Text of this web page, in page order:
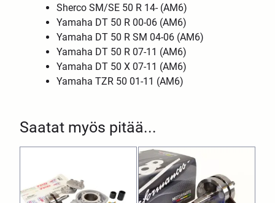
Saatat myös pitää...
Sherco SM/SE 50 R 14- (AM6)
Yamaha DT 50 R 00-06 (AM6)
Yamaha DT 50 R SM 04-06 (AM6)
Yamaha DT 50 R 07-11 (AM6)
Yamaha DT 50 X 07-11 (AM6)
Yamaha TZR 50 01-11 (AM6)